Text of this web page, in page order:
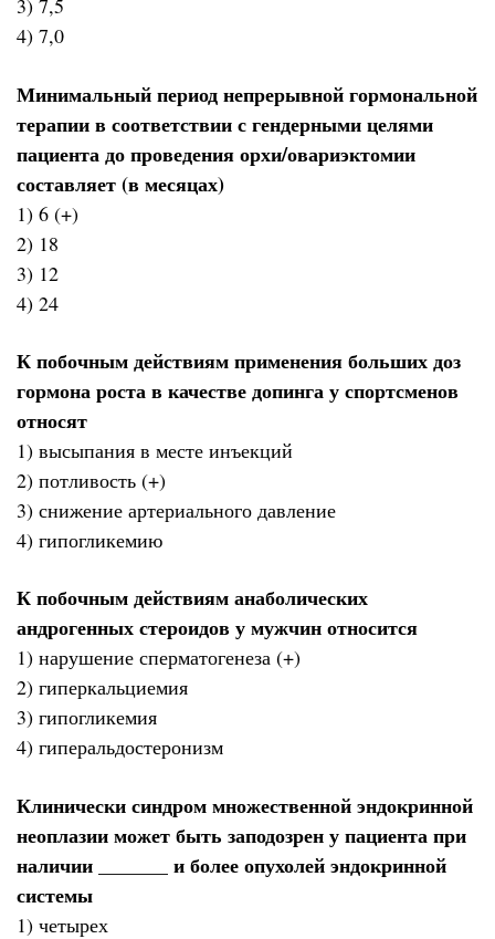
3) 7,5
4) 7,0
Минимальный период непрерывной гормональной
терапии в соответствии с гендерными целями
пациента до проведения орхи/овариэктомии
составляет (в месяцах)
1) 6 (+)
2) 18
3) 12
4) 24
К побочным действиям применения больших доз
гормона роста в качестве допинга у спортсменов
относят
1) высыпания в месте инъекций
2) потливость (+)
3) снижение артериального давление
4) гипогликемию
К побочным действиям анаболических
андрогенных стероидов у мужчин относится
1) нарушение сперматогенеза (+)
2) гиперкальциемия
3) гипогликемия
4) гиперальдостеронизм
Клинически синдром множественной эндокринной
неоплазии может быть заподозрен у пациента при
наличии _______ и более опухолей эндокринной
системы
1) четырех